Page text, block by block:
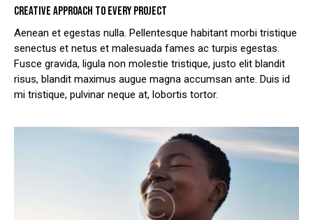
CREATIVE APPROACH TO EVERY PROJECT
Aenean et egestas nulla. Pellentesque habitant morbi tristique
senectus et netus et malesuada fames ac turpis egestas.
Fusce gravida, ligula non molestie tristique, justo elit blandit
risus, blandit maximus augue magna accumsan ante. Duis id
mi tristique, pulvinar neque at, lobortis tortor.